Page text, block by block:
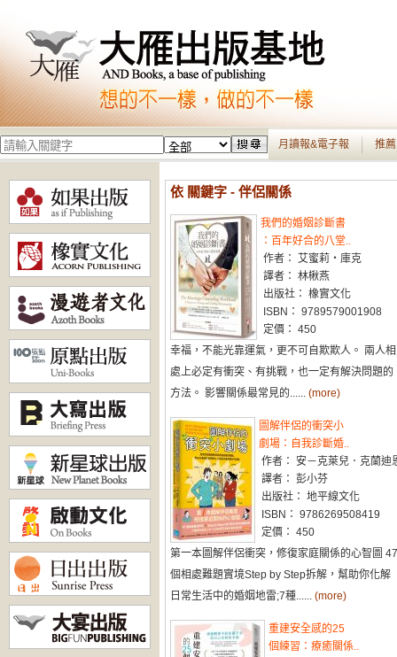
月讀報&電子報 推
依 關鍵字 - 伴侶關係
我們的婚姻診斷書
：百年好合的八堂..
作者： 艾蜜莉・庫克
譯者： 林楸燕
出版社： 橡實文化
ISBN： 9789579001908
定價： 450
幸福，不能光靠運氣，更不可自欺欺人。 兩人相
處上必定有衝突、有挑戰，也一定有解決問題的
方法。 影響關係最常見的...... (more)
圖解伴侶的衝突小
劇場：自我診斷婚..
作者： 安－克萊兒．克蘭迪
譯者： 彭小芬
出版社： 地平線文化
ISBN： 9786269508419
定價： 450
第一本圖解伴侶衝突，修復家庭關係的心智圖 47
個相處難題實境Step by Step拆解，幫助你化解
日常生活中的婚姻地雷;7種...... (more)
重建安全感的25
個練習：療癒關係..